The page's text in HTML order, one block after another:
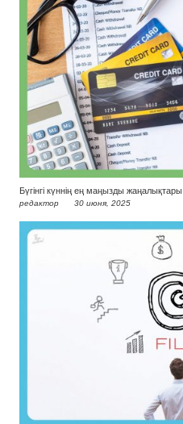
Бүгінгі күннің ең маңызды жаңалықтары
редактор 30 июня, 2025